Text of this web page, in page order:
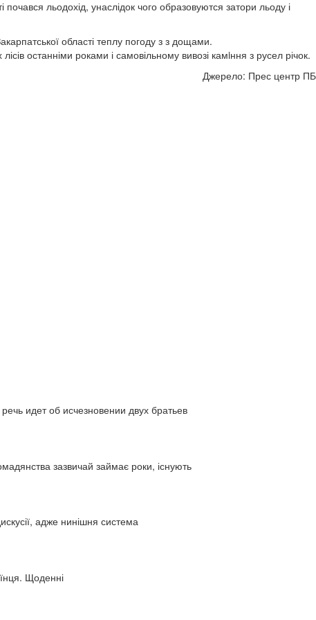
льодохід, унаслідок чого образовуются затори льоду і
області теплу погоду з з дощами.
останніми роками і самовільному вивозі камiння з русел річок.
Джерело: Прес центр ПБ
идет об исчезновении двух братьев
зазвичай займає роки, існують
адже нинішня система
Щоденні